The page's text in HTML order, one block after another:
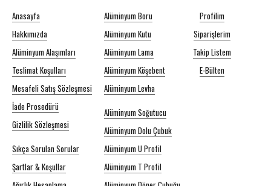
Anasayfa
Hakkımızda
Alüminyum Alaşımları
Teslimat Koşulları
Mesafeli Satış Sözleşmesi
İade Prosedürü
Gizlilik Sözleşmesi
Sıkça Sorulan Sorular
Şartlar & Koşullar
Alüminyum Boru
Alüminyum Kutu
Alüminyum Lama
Alüminyum Köşebent
Alüminyum Levha
Alüminyum Soğutucu
Alüminyum Dolu Çubuk
Alüminyum U Profil
Alüminyum T Profil
Profilim
Siparişlerim
Takip Listem
E-Bülten